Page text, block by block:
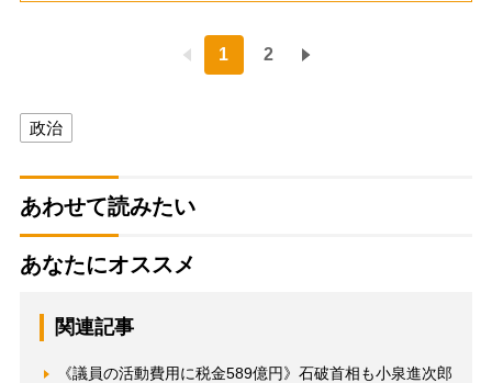
1 2
政治
あわせて読みたい
あなたにオススメ
関連記事
《議員の活動費用に税金589億円》石破首相も小泉進次郎